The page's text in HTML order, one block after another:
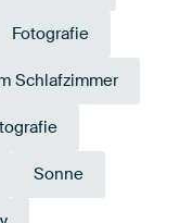
Fotografie
Schlafzimmer
Sonne